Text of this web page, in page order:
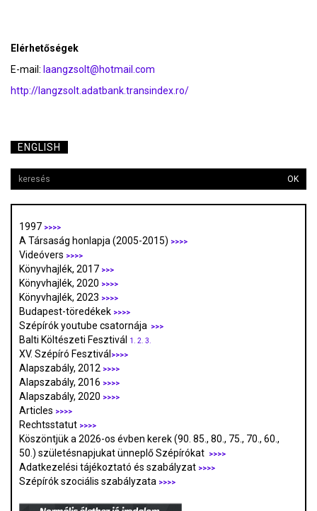
Elérhetőségek
E-mail: laangzsolt@hotmail.com
http://langzsolt.adatbank.transindex.ro/
ENGLISH
OK
1997 >>>>
A Társaság honlapja (2005-2015) >>>>
Videóvers >>>>
Könyvhajlék, 2017 >>>
Könyvhajlék, 2020 >>>>
Könyvhajlék, 2023 >>>>
Budapest-töredékek >>>>
Szépírók youtube csatornája >>>
Balti Költészeti Fesztivál 1. 2. 3.
XV. Szépíró Fesztivál >>>>
Alapszabály, 2012 >>>>
Alapszabály, 2016 >>>>
Alapszabály, 2020 >>>>
Articles >>>>
Rechtsstatut >>>>
Köszöntjük a 2026-os évben kerek (90. 85., 80., 75., 70., 60.,
50.) születésnapjukat ünneplő Szépírókat
>>>>
Adatkezelési tájékoztató és szabályzat >>>>
Szépírók szociális szabályzata >>>>